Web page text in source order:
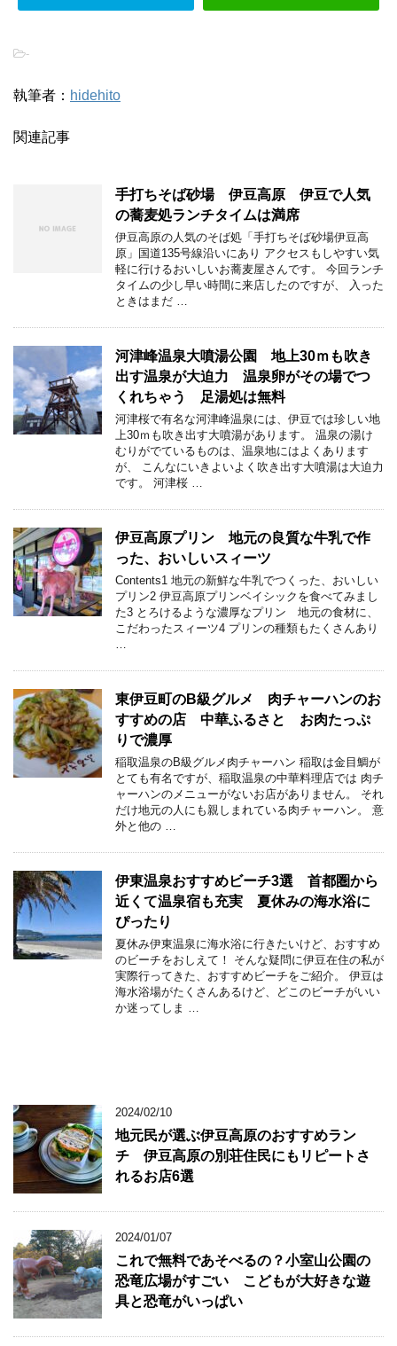
-
執筆者： hidehito
関連記事
手打ちそば砂場 伊豆高原 伊豆で人気
の蕎麦処ランチタイムは満席
伊豆高原の人気のそば処「手打ちそば砂場伊豆高
原」国道135号線沿いにあり アクセスもしやすい気
軽に行けるおいしいお蕎麦屋さんです。 今回ランチ
タイムの少し早い時間に来店したのですが、 入った
ときはまだ …
河津峰温泉大噴湯公園 地上30ｍも吹き
出す温泉が大迫力 温泉卵がその場でつ
くれちゃう 足湯処は無料
河津桜で有名な河津峰温泉には、伊豆では珍しい地
上30ｍも吹き出す大噴湯があります。 温泉の湯け
むりがでているものは、温泉地にはよくあります
が、 こんなにいきよいよく吹き出す大噴湯は大迫力
です。 河津桜 …
伊豆高原プリン 地元の良質な牛乳で作
った、おいしいスィーツ
Contents1 地元の新鮮な牛乳でつくった、おいしい
プリン2 伊豆高原プリンベイシックを食べてみまし
た3 とろけるような濃厚なプリン 地元の食材に、
こだわったスィーツ4 プリンの種類もたくさんあり
…
東伊豆町のB級グルメ 肉チャーハンのお
すすめの店 中華ふるさと お肉たっぷ
りで濃厚
稲取温泉のB級グルメ肉チャーハン 稲取は金目鯛が
とても有名ですが、稲取温泉の中華料理店では 肉チ
ャーハンのメニューがないお店がありません。 それ
だけ地元の人にも親しまれている肉チャーハン。 意
外と他の …
伊東温泉おすすめビーチ3選 首都圏から
近くて温泉宿も充実 夏休みの海水浴に
ぴったり
夏休み伊東温泉に海水浴に行きたいけど、おすすめ
のビーチをおしえて！ そんな疑問に伊豆在住の私が
実際行ってきた、おすすめビーチをご紹介。 伊豆は
海水浴場がたくさんあるけど、どこのビーチがいい
か迷ってしま …
2024/02/10
地元民が選ぶ伊豆高原のおすすめラン
チ 伊豆高原の別荘住民にもリピートさ
れるお店6選
2024/01/07
これで無料であそべるの？小室山公園の
恐竜広場がすごい こどもが大好きな遊
具と恐竜がいっぱい